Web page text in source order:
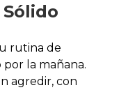
rutina de
la mañana.
agredir, con